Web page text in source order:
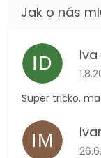
ID
Super tričko,
IM